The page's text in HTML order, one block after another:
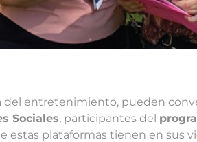
del entretenimiento, pueden
Sociales, participantes del
estas plataformas tienen en sus